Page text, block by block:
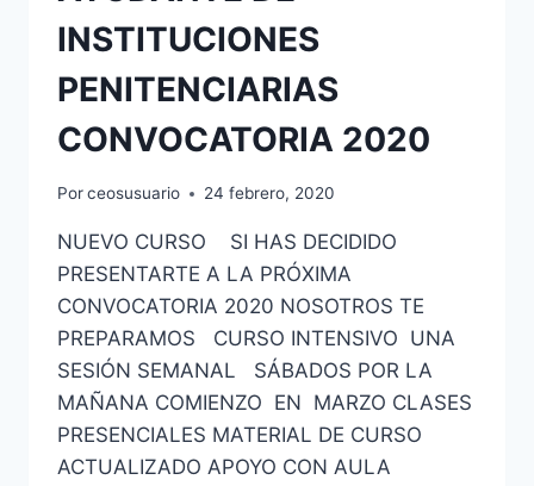
INSTITUCIONES
PENITENCIARIAS
CONVOCATORIA 2020
Porceosusuario 24 febrero, 2020
NUEVO CURSO SI HAS DECIDIDO
PRESENTARTE A LA PRÓXIMA
CONVOCATORIA 2020 NOSOTROS TE
PREPARAMOS CURSO INTENSIVO UNA
SESIÓN SEMANAL SÁBADOS POR LA
MAÑANA COMIENZO EN MARZO CLASES
PRESENCIALES MATERIAL DE CURSO
ACTUALIZADO APOYO CON AULA